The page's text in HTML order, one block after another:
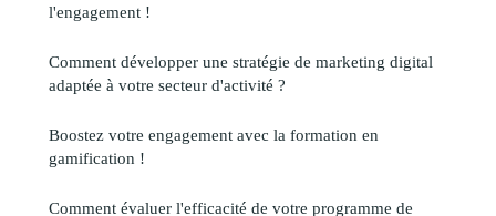
l'engagement !
Comment développer une stratégie de marketing digital
adaptée à votre secteur d'activité ?
Boostez votre engagement avec la formation en
gamification !
Comment évaluer l'efficacité de votre programme de